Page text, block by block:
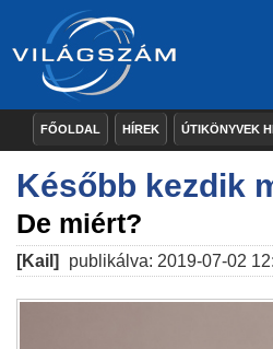
FŐOLDAL HÍREK ÚTIKÖNYVEK
Később kezdik
De miért?
[Kail] publikálva: 2019-07-02